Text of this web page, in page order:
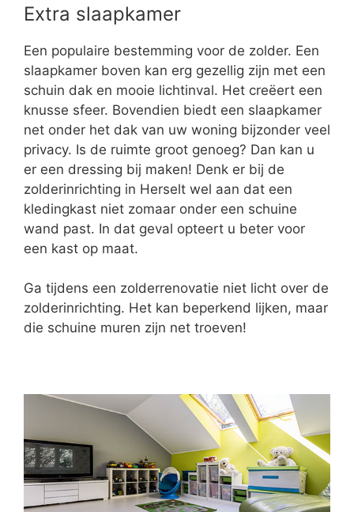
Extra slaapkamer
Een populaire bestemming voor de zolder. Een
slaapkamer boven kan erg gezellig zijn met een
schuin dak en mooie lichtinval. Het creëert een
knusse sfeer. Bovendien biedt een slaapkamer
net onder het dak van uw woning bijzonder veel
privacy. Is de ruimte groot genoeg? Dan kan u
er een dressing bij maken! Denk er bij de
zolderinrichting in Herselt wel aan dat een
kledingkast niet zomaar onder een schuine
wand past. In dat geval opteert u beter voor
een kast op maat.
Ga tijdens een zolderrenovatie niet licht over de
zolderinrichting. Het kan beperkend lijken, maar
die schuine muren zijn net troeven!